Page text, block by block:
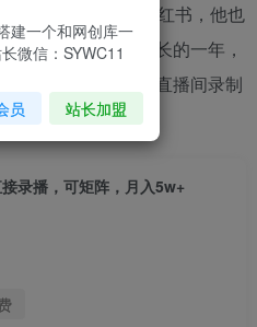
略了另一个平台-小红书，他也
时代，流量野蛮生长的一年，
，快手，视频号等直播间录制
录播，可矩阵，月入5w+
建一个和网创库一
微信：SYWC11
员 站长加盟